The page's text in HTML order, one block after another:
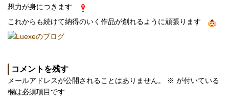
想力が身につきます
これからも続けて納得のいく作品が創れるように頑張ります
コメントを残す
メールアドレスが公開されることはありません。 ※ が付いている
欄は必須項目です